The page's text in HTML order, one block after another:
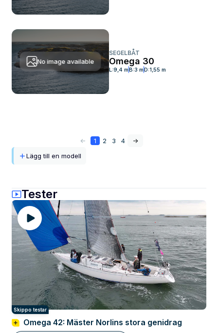
No image available
SEGELBÅT
Omega 30
L:9,4 mB:3 mD:1,55 m
<- 1 2 3 4
->
Lägg till en modell
Tester
Skippo testar
Omega 42: Mäster Norlins stora genidrag